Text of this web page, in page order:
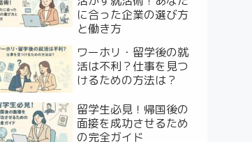
に合った企業の選び方
と働き方
ワーホリ・留学後の就
活は不利？仕事を見つ
けるための方法は？
留学生必見！帰国後の
面接を成功させるため
の完全ガイド